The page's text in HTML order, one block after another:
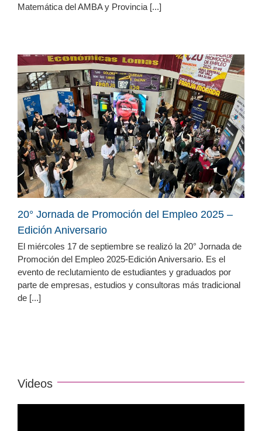
Matemática del AMBA y Provincia [...]
20° Jornada de Promoción del Empleo 2025 –
Edición Aniversario
El miércoles 17 de septiembre se realizó la 20° Jornada de
Promoción del Empleo 2025-Edición Aniversario. Es el
evento de reclutamiento de estudiantes y graduados por
parte de empresas, estudios y consultoras más tradicional
de [...]
Videos